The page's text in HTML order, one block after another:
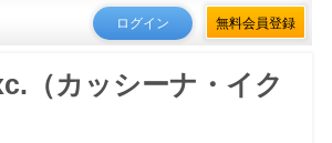
ログイン 無料会員登録
（カッシーナ・イク